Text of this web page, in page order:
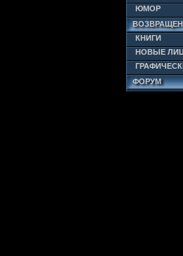
ЮМОР
КНИГИ
НОВЫЕ
ФОРУМ